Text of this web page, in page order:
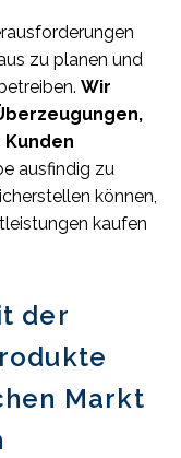
zu planen und
Wir
ausfindig zu
können,
kaufen
der
Markt